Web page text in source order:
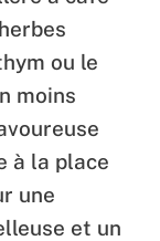
ou le
moins
à la place
une
et un